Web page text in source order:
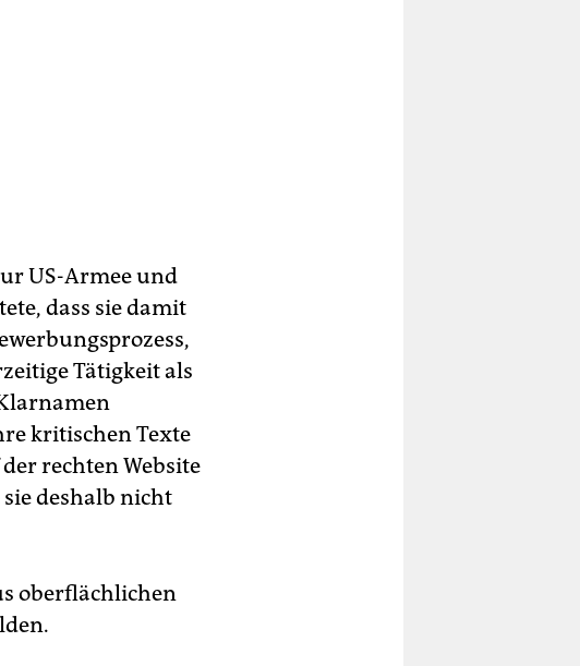
US-Armee und
dass sie damit
Tätigkeit als
kritischen Texte
rechten Website
deshalb nicht
oberflächlichen